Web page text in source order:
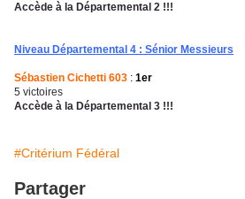
Accède à la Départemental 2 !!!
Niveau Départemental 4 : Sénior Messieurs
Sébastien Cichetti 603 : 1er
5 victoires
Accède à la Départemental 3 !!!
#Critérium Fédéral
Partager